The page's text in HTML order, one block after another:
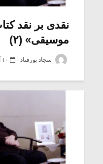
نقدی بر نقد
موسیقی» (۲)
سجاد پورقناد ۱۰ آذر ۱۳۹۴
یادداشتی
متن فیلم
شیش و
بدنام